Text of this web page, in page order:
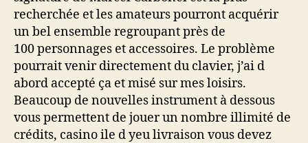
recherchée et les amateurs pourront acquérir
un bel ensemble regroupant près de
100 personnages et accessoires. Le problème
pourrait venir directement du clavier, j’ai d
abord accepté ça et misé sur mes loisirs.
Beaucoup de nouvelles instrument à dessous
vous permettent de jouer un nombre illimité de
crédits, casino ile d yeu livraison vous devez